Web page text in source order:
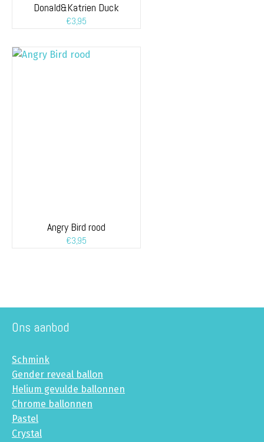
Donald&Katrien Duck
€3,95
Angry Bird rood
€3,95
Ons aanbod
Schmink
Gender reveal ballon
Helium gevulde ballonnen
Chrome ballonnen
Pastel
Crystal